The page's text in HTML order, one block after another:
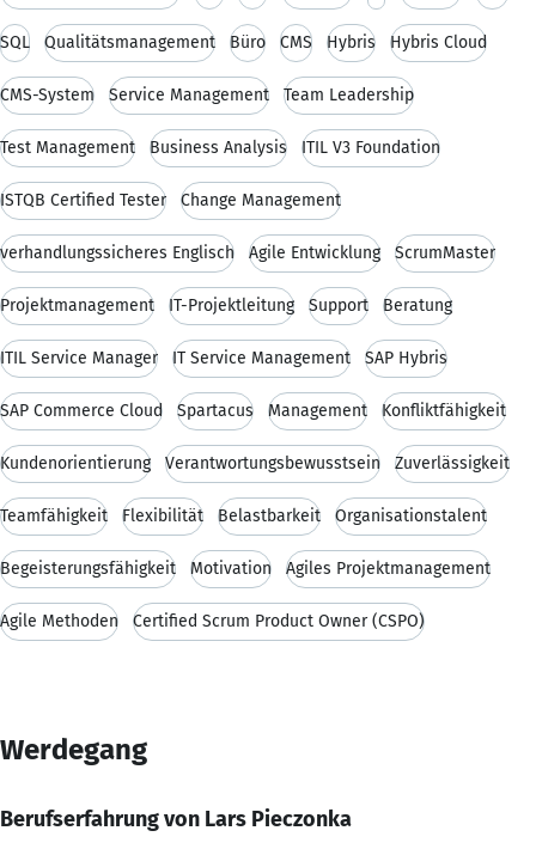
SQL Qualitätsmanagement Büro CMS Hybris Hybris Cloud
CMS-System Service Management Team Leadership
Test Management Business Analysis ITIL V3 Foundation
ISTQB Certified Tester Change Management
verhandlungssicheres Englisch Agile Entwicklung ScrumMaster
Projektmanagement IT-Projektleitung Support Beratung
ITIL Service Manager IT Service Management SAP Hybris
SAP Commerce Cloud Spartacus Management Konfliktfähigkeit
Kundenorientierung Verantwortungsbewusstsein Zuverlässigkeit
Teamfähigkeit Flexibilität Belastbarkeit Organisationstalent
Begeisterungsfähigkeit Motivation Agiles Projektmanagement
Agile Methoden Certified Scrum Product Owner (CSPO)
Werdegang
Berufserfahrung von Lars Pieczonka